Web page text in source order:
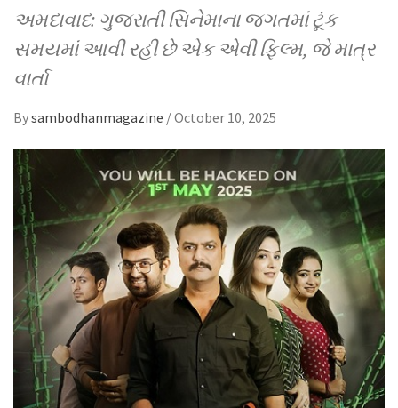
અમદાવાદ: ગુજરાતી સિનેમાના જગતમાં ટૂંક
સમયમાં આવી રહી છે એક એવી ફિલ્મ, જે માત્ર
વાર્તા
Bysambodhanmagazine /October 10, 2025